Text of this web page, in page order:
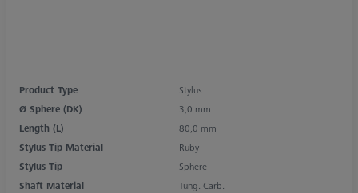
Product Type
Stylus
Ø Sphere (DK)
3,0 mm
Length (L)
80,0 mm
Stylus Tip Material
Ruby
Stylus Tip
Sphere
Shaft Material
Tung. Carb.